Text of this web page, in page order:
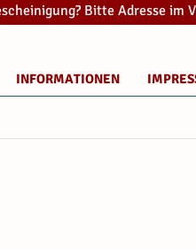
Bitte Adresse im
INFORMATIONEN